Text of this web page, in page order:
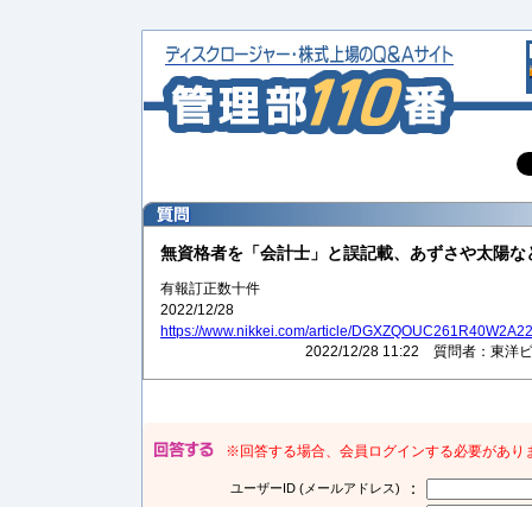
無資格者を「会計士」と誤記載、あずさや太陽な
有報訂正数十件
2022/12/28
https://www.nikkei.com/article/
2022/12/28 11:22 質問者：東洋
※回答する場合、会員ログインする必要があり
ユーザーID (メールアドレス) ：